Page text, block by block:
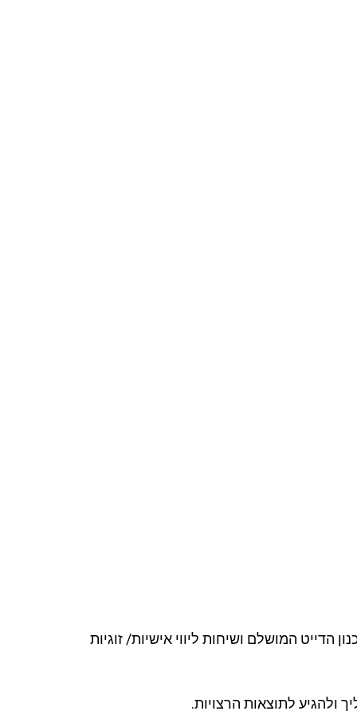
הדייט המושלם ושיחות ליווי אישיות/ זוגיות
ולהגיע לתוצאות הרצויות.